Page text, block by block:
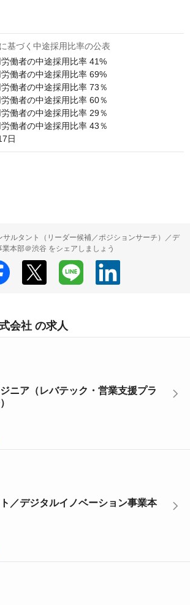
基づく中途採用比率の公表
働者の中途採用比率 41%
働者の中途採用比率 69%
働者の中途採用比率 73％
働者の中途採用比率 60％
働者の中途採用比率 29％
働者の中途採用比率 43％
日
サルタント（リーダー候補／ポジションサーチ）／デ
本部＠渋谷 をシェアしましょう
会社 の求人
ニア（レバテック・営業支援プラ
／デジタルイノベーション事業本